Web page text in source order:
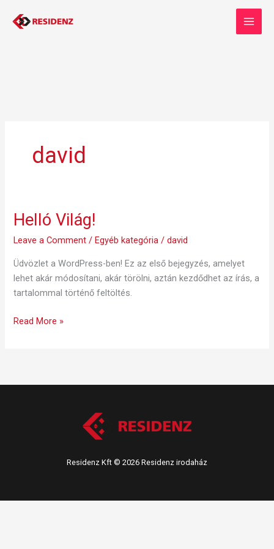
david
Helló Világ!
Leave a Comment /Egyéb kategória /david
Üdvözlet a WordPress-ben! Ez az első bejegyzés, amelyet
lehet akár módosítani, akár törölni, aztán kezdődhet az írás, a
tartalommal történő feltöltés.
Helló
Read More »
Residenz Kft © 2026 Residenz irodaház